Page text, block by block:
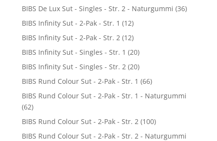
BIBS De Lux Sut - Singles - Str. 2 - Naturgummi (36)
BIBS Infinity Sut - 2-Pak - Str. 1 (12)
BIBS Infinity Sut - 2-Pak - Str. 2 (12)
BIBS Infinity Sut - Singles - Str. 1 (20)
BIBS Infinity Sut - Singles - Str. 2 (20)
BIBS Rund Colour Sut - 2-Pak - Str. 1 (66)
BIBS Rund Colour Sut - 2-Pak - Str. 1 - Naturgummi
(62)
BIBS Rund Colour Sut - 2-Pak - Str. 2 (100)
BIBS Rund Colour Sut - 2-Pak - Str. 2 - Naturgummi